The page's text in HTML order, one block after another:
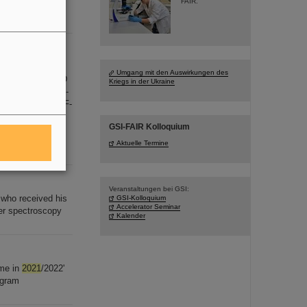
Stiftung D
ZT-I-PF-
ZT-I-PF-
ExNet-0020-
received his
spectroscopy
in 2021/2022'
Umgang mit den Auswirkungen des
Kriegs in der Ukraine
GSI-FAIR Kolloquium
Aktuelle Termine
Veranstaltungen bei GSI:
GSI-Kolloquium
Accelerator Seminar
Kalender